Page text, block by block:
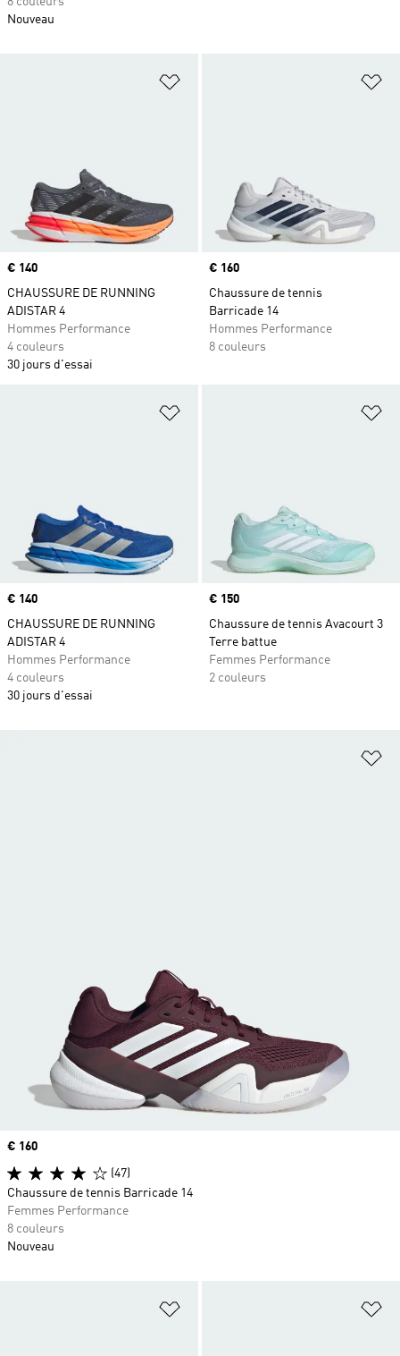
Ajouter à la Liste de produits
Prix
€ 140
CHAUSSURE DE RUNNING
ADISTAR 4
Hommes Performance
4 couleurs
30 jours d'essai
Prix
€ 160
Chaussure de tennis
Barricade 14
Hommes Performance
8 couleurs
Ajouter à la Liste de produits
Prix
€ 140
CHAUSSURE DE RUNNING
ADISTAR 4
Hommes Performance
4 couleurs
30 jours d'essai
Prix
€ 150
Chaussure de tennis Avacourt 3
Terre battue
Femmes Performance
2 couleurs
Ajouter à la Liste de produits
Prix
€ 160
(47)
Chaussure de tennis Barricade 14
Femmes Performance
8 couleurs
Nouveau
Nouveau